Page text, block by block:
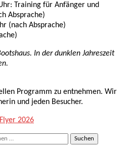
Training für Anfänger und
Absprache)
(nach Absprache)
In der dunklen Jahreszeit
Programm zu entnehmen. Wir
und jeden Besucher.
Flyer 2026